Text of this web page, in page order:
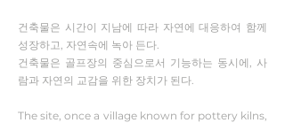
건축물은 시간이 지남에 따라 자연에 대응하여 함께
성장하고, 자연속에 녹아 든다.
건축물은 골프장의 중심으로서 기능하는 동시에, 사
람과 자연의 교감을 위한 장치가 된다.
The site, once a village known for pottery kilns,